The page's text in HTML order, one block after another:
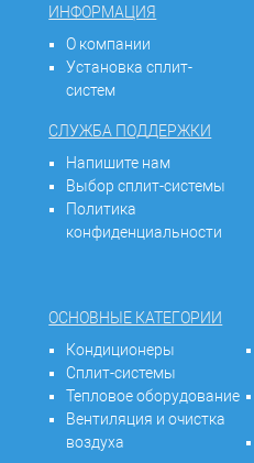
ИНФОРМАЦИЯ
О компании
Установка сплит-
систем
СЛУЖБА ПОДДЕРЖКИ
Напишите нам
Выбор сплит-системы
Политика
конфиденциальности
ОСНОВНЫЕ КАТЕГОРИИ
Кондиционеры
Сплит-системы
Тепловое оборудование
Вентиляция и очистка
воздуха